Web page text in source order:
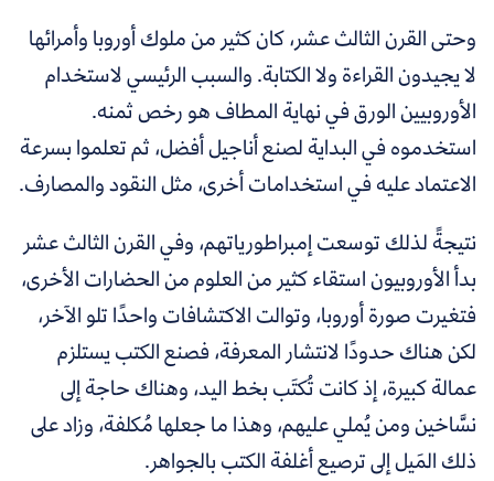
وحتى القرن الثالث عشر، كان كثير من ملوك أوروبا وأمرائها
لا يجيدون القراءة ولا الكتابة. والسبب الرئيسي لاستخدام
الأوروبيين الورق في نهاية المطاف هو رخص ثمنه.
استخدموه في البداية لصنع أناجيل أفضل، ثم تعلموا بسرعة
الاعتماد عليه في استخدامات أخرى، مثل النقود والمصارف.
نتيجةً لذلك توسعت إمبراطورياتهم، وفي القرن الثالث عشر
بدأ الأوروبيون استقاء كثير من العلوم من الحضارات الأخرى،
فتغيرت صورة أوروبا، وتوالت الاكتشافات واحدًا تلو الآخر،
لكن هناك حدودًا لانتشار المعرفة، فصنع الكتب يستلزم
عمالة كبيرة، إذ كانت تُكتَب بخط اليد، وهناك حاجة إلى
نسَّاخين ومن يُملي عليهم، وهذا ما جعلها مُكلفة، وزاد على
ذلك المَيل إلى ترصيع أغلفة الكتب بالجواهر.